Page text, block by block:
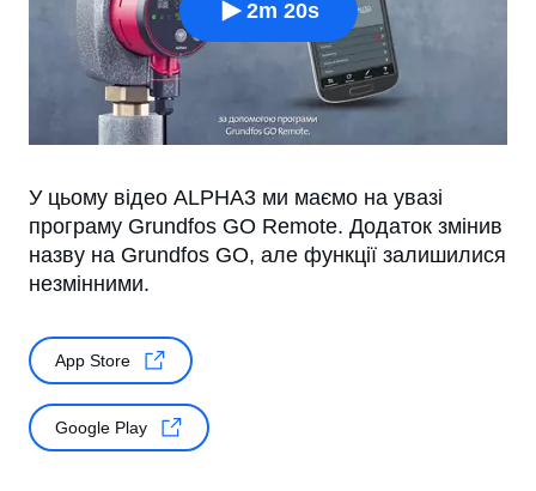
2m 20s
У цьому відео ALPHA3 ми маємо на увазі
програму Grundfos GO Remote. Додаток змінив
назву на Grundfos GO, але функції залишилися
незмінними.
App Store
Google Play